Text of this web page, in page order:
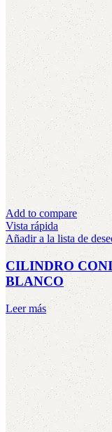
Add to compare
Vista rápida
Añadir a la lista de
CILINDRO
BLANCO
Leer más